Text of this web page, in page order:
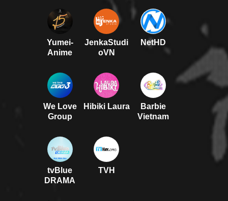
Yumei-
Anime
JenkaStudi
oVN
NetHD
We Love
Group
Hibiki Laura
Barbie
Vietnam
tvBlue
DRAMA
TVH